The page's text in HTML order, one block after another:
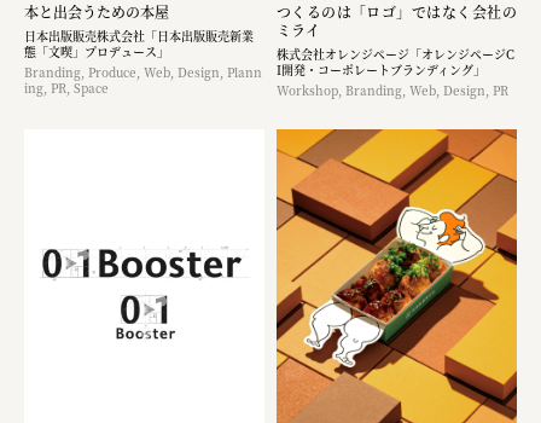
本と出会うための本屋
日本出版販売株式会社「日本出版販売新業
態「文喫」プロデュース」
Branding, Produce, Web, Design, Plann
ing, PR, Space
つくるのは「ロゴ」ではなく​会社の
ミライ
株式会社オレンジページ​「オレンジページC
I開発・コーポレートブランディング​」
Workshop, Branding, Web, Design, PR